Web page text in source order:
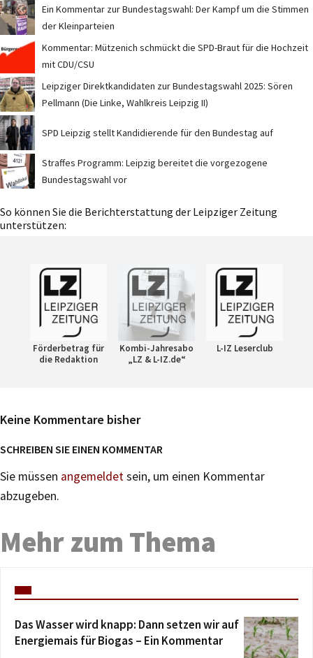
Ein Kommentar zur Bundestagswahl: Der Kampf um die Stimmen
der Kleinparteien
Kommentar: Mützenich schmückt die SPD-Braut für die Hochzeit
mit CDU/CSU
Leipziger Direktkandidaten zur Bundestagswahl 2025: Sören
Pellmann (Die Linke, Wahlkreis Leipzig II)
SPD Leipzig stellt Kandidierende für den Bundestag auf
Straffes Programm: Leipzig bereitet die vorgezogene
Bundestagswahl vor
So können Sie die Berichterstattung der Leipziger Zeitung
unterstützen:
Förderbetrag für
die Redaktion
Kombi-Jahresabo
„LZ & L-IZ.de“
L-IZ Leserclub
Keine Kommentare bisher
SCHREIBEN SIE EINEN KOMMENTAR
Sie müssen angemeldetsein, um einen Kommentar
abzugeben.
Mehr zum Thema
Das Wasser wird knapp: Dann setzen wir auf
Energiemais für Biogas – Ein Kommentar